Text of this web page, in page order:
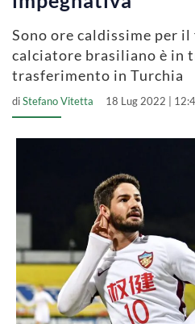
Sono ore caldissime per
calciatore brasiliano è in
trasferimento in Turchia
diStefano Vitetta 18 Lug 2022 |